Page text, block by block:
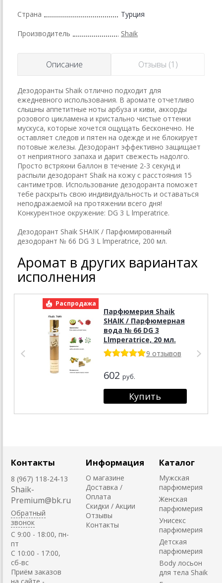
Страна Турция
Производитель Shaik
Описание Отзывы (1)
Дезодоранты Shaik отлично подходит для
ежедневного использования. В аромате отчетливо
слышны аппетитные ноты арбуза и киви, аккорды
розового цикламена и кристально чистые оттенки
мускуса, которые хочется ощущать бесконечно. Не
оставляет следов и пятен на одежде и не блокирует
потовые железы. Дезодорант эффективно защищает
от неприятного запаха и дарит свежесть надолго.
Просто встряхни баллон в течение 2-3 секунд и
распыли дезодорант Shaik на кожу с расстояния 15
сантиметров. Использование дезодоранта поможет
тебе раскрыть свою индивидуальность и оставаться
неподражаемой на протяжении всего дня!
Конкурентное окружение: DG 3 L lmperatrice.
Дезодорант Shaik SHAIK / Парфюмированный
дезодорант № 66 DG 3 L lmperatrice, 200 мл.
Аромат в других вариантах
исполнения
Распродажа
Парфюмерия Shaik
SHAIK / Парфюмерная
вода № 66 DG 3
Llmperatrice, 20 мл.
9 отзывов
602 руб.
Контакты
8 (967) 118-24-13
Shaik-
Premium@bk.ru
Обратный
звонок
C 9:00 - 18:00, пн-
пт
С 10:00 - 17:00,
сб-вс
Приём заказов
на сайте -
Информация
О магазине
Доставка /
Оплата
Скидки / Акции
Отзывы
Контакты
Каталог
Мужская
парфюмерия
Женская
парфюмерия
Унисекс
парфюмерия
Детская
парфюмерия
Body лосьон
для тела Shaik